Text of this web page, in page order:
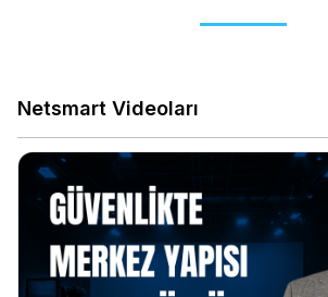
Netsmart Videoları